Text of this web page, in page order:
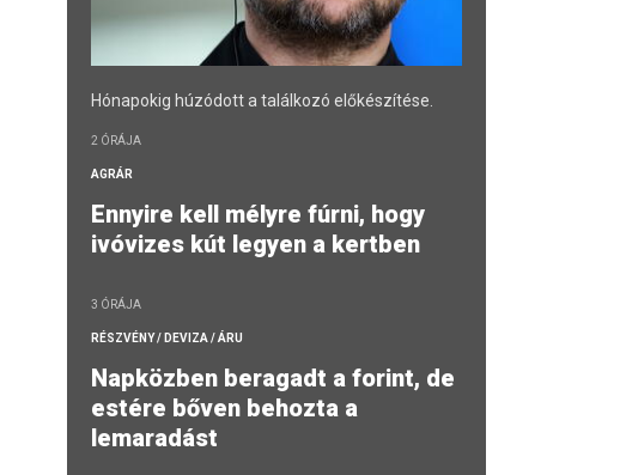
Hónapokig húzódott a találkozó előkészítése.
2 ÓRÁJA
AGRÁR
Ennyire kell mélyre fúrni, hogy
ivóvizes kút legyen a kertben
3 ÓRÁJA
RÉSZVÉNY / DEVIZA / ÁRU
Napközben beragadt a forint, de
estére bőven behozta a
lemaradást